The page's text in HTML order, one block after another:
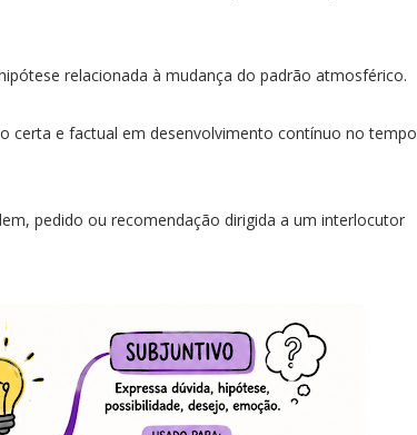
relacionada à mudança do padrão atmosférico.
certa e factual em desenvolvimento contínuo no tempo
pedido ou recomendação dirigida a um interlocutor